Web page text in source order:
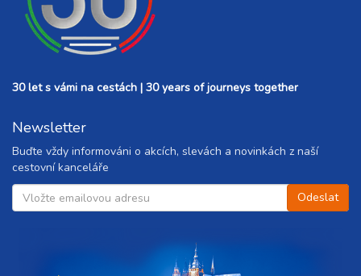
30 let s vámi na cestách | 30 years of journeys together
Newsletter
Buďte vždy informováni o akcích, slevách a novinkách z naší
cestovní kanceláře